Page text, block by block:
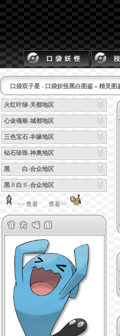
口袋双子星 - 口袋妖怪黑白图鉴 » 精灵图
火红叶绿-关都地区
心金魂银-城都地区
三色宝石-丰缘地区
钻石珍珠-神奥地区
黑 白-合众地区
黑Ⅱ白Ⅱ-合众地区
<< 查看 查看>>